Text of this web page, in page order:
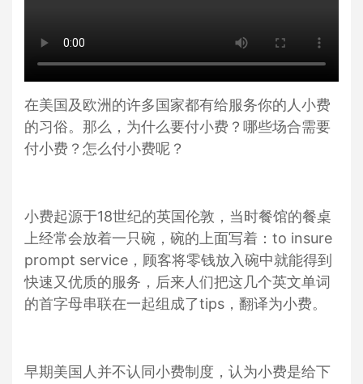
在美国及欧洲的许多国家都有给服务你的人小费
的习俗。那么，为什么要付小费？哪些场合需要
付小费？怎么付小费呢？
小费起源于18世纪的英国伦敦，当时餐馆的餐桌
上经常会放着一只碗，碗的上面写着：to insure
prompt service，顾客将零钱放入碗中就能得到
快速又优质的服务，后来人们把这几个英文单词
的首字母串联在一起组成了tips，翻译为小费。
早期美国人并不认同小费制度，认为小费是给下